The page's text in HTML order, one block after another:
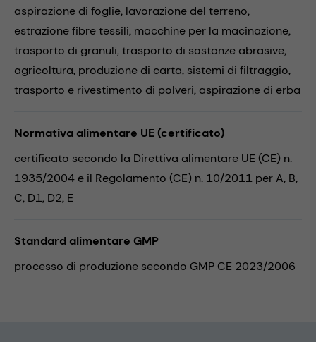
aspirazione di foglie, lavorazione del terreno,
estrazione fibre tessili, macchine per la macinazione,
trasporto di granuli,trasporto di sostanze abrasive,
agricoltura, produzione di carta, sistemi di filtraggio,
trasporto e rivestimento di polveri, aspirazione di erba
Normativa alimentare UE (certificato)
certificato secondo la Direttiva alimentare UE (CE) n.
1935/2004 e il Regolamento (CE) n. 10/2011 per A, B,
C, D1, D2, E
Standard alimentare GMP
processo di produzione secondo GMP CE 2023/2006